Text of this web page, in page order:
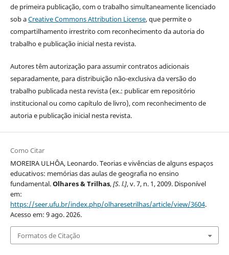
de primeira publicação, com o trabalho simultaneamente licenciado
sob aCreative Commons Attribution License, que permite o
compartilhamento irrestrito com reconhecimento da autoria do
trabalho e publicação inicial nesta revista.
Autores têm autorização para assumir contratos adicionais
separadamente, para distribuição não-exclusiva da versão do
trabalho publicada nesta revista (ex.: publicar em repositório
institucional ou como capítulo de livro), com reconhecimento de
autoria e publicação inicial nesta revista.
Como Citar
MOREIRA ULHÔA, Leonardo. Teorias e vivências de alguns espaços
educativos: memórias das aulas de geografia no ensino
fundamental.Olhares & Trilhas,[S. l.], v. 7, n. 1, 2009. Disponível
em:
https://seer.ufu.br/index.php/olharesetrilhas/article/view/3604.
Acesso em: 9 ago. 2026.
Formatos de Citação